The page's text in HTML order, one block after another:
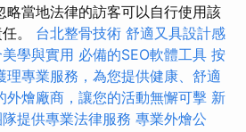
略當地法律的訪客可以自行使用該
。 台北整骨技術 舒適又具設計感
學與實用 必備的SEO軟體工具 按
理專業服務，為您提供健康、舒適
外燴廠商，讓您的活動無懈可擊 新
提供專業法律服務 專業外燴公